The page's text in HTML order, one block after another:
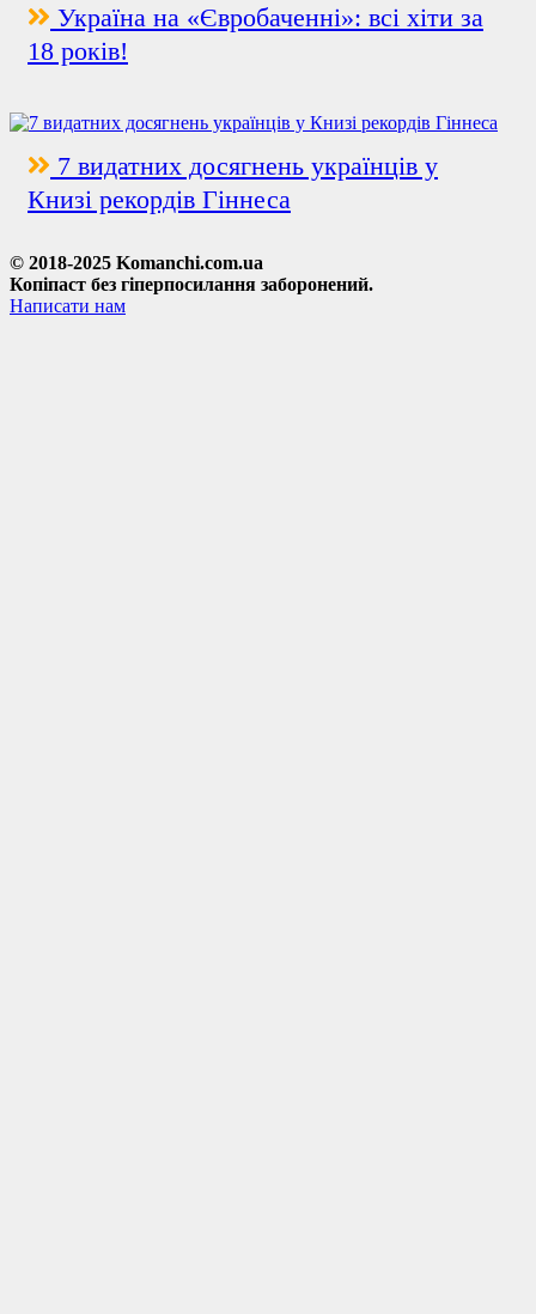
Україна на «Євробаченні»: всі хіти за
18 років!
7 видатних досягнень українців у
Книзі рекордів Гіннеса
© 2018-2025 Komanchi.com.ua
Копіпаст без гіперпосилання заборонений.
Написати нам